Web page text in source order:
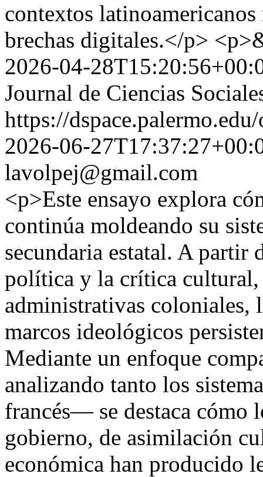
contextos
brechas digitales.</p>
2026-04-
Journal de Ciencias
https://
2026-06-
lavolpej@gmail.com
<p>Este ensayo explora
continúa moldeando su
secundaria estatal. A
política y la crítica cultural,
administrativas coloniales,
marcos ideológicos
Mediante un enfoque
analizando tanto los
francés— se destaca cómo
gobierno, de asimilación
económica han producido